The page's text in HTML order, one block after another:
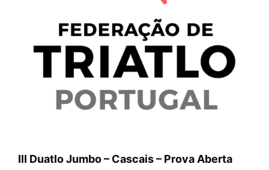
III Duatlo Jumbo – Cascais – Prova Aberta